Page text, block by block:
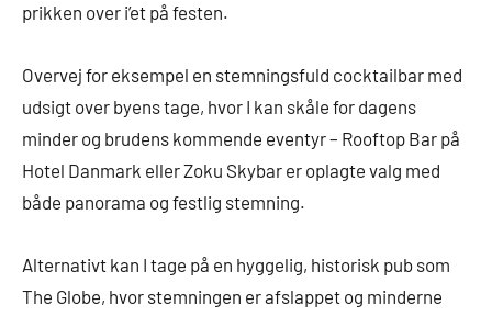
prikken over i’et på festen.
Overvej for eksempel en stemningsfuld cocktailbar med
udsigt over byens tage, hvor I kan skåle for dagens
minder og brudens kommende eventyr – Rooftop Bar på
Hotel Danmark eller Zoku Skybar er oplagte valg med
både panorama og festlig stemning.
Alternativt kan I tage på en hyggelig, historisk pub som
The Globe, hvor stemningen er afslappet og minderne